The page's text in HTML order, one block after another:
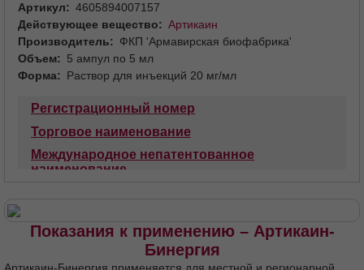
Артикул
4605894007157
Действующее вещество
Артикаин
Производитель
ФКП 'Армавирская биофабрика'
Объем
5 ампул по 5 мл
Форма
Раствор для инъекций 20 мг/мл
Регистрационный номер
Торговое наименование
Международное непатентованное
наименование
Фармакологические свойства
Фармакодинамика
Фармакокинетика
Показания к применению – Артикаин-
Бинергия